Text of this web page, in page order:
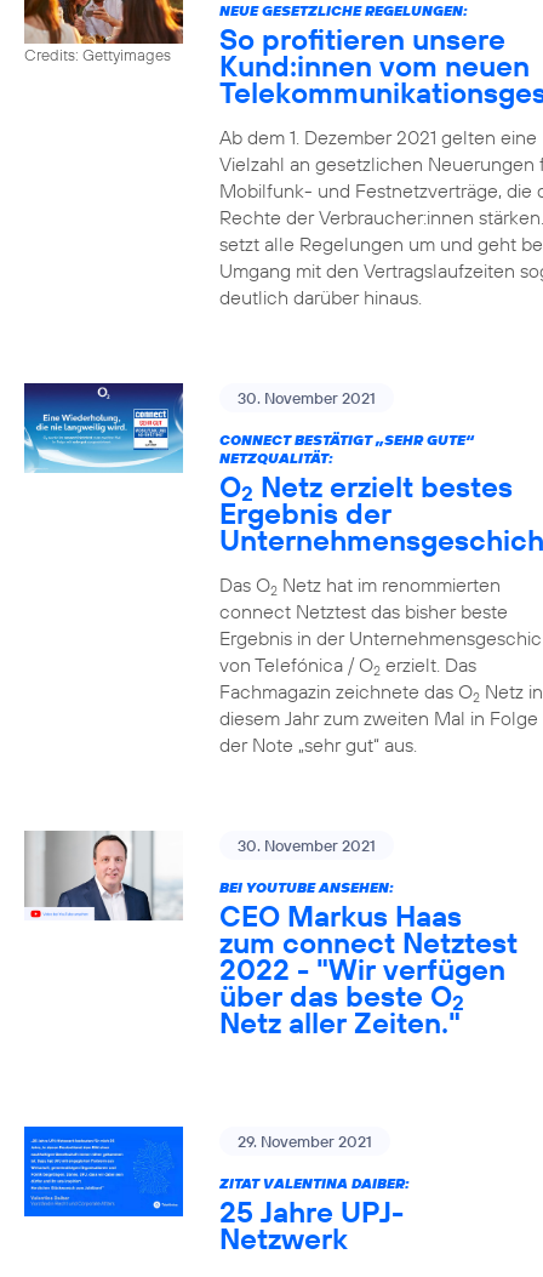
Credits: Gettyimages
NEUE GESETZLICHE REGELUNGEN:
So profitieren unsere
Kund:innen vom neuen
Ab dem 1. Dezember 2021 gelten eine
Vielzahl an gesetzlichen Neuerungen
Mobilfunk- und Festnetzverträge, die
Rechte der Verbraucher:innen
setzt alle Regelungen um und geht
Umgang mit den Vertragslaufzeiten
deutlich darüber hinaus.
30. November 2021
CONNECT BESTÄTIGT „SEHR GUTE“
NETZQUALITÄT:
O2 Netz erzielt bestes
Ergebnis der
Das O2Netz hat im renommierten
connect Netztest das bisher beste
Ergebnis in der
von Telefónica / O2erzielt. Das
Fachmagazin zeichnete das O2Netz in
diesem Jahr zum zweiten Mal in Folge
der Note „sehr gut“ aus.
30. November 2021
BEI YOUTUBE ANSEHEN:
CEO Markus Haas
zum connect Netztest
2022 - "Wir verfügen
über das beste O2
Netz aller Zeiten."
29. November 2021
ZITAT VALENTINA DAIBER:
25 Jahre UPJ-
Netzwerk